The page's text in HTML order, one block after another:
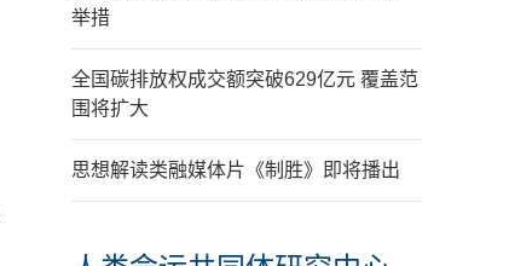
举措
全国碳排放权成交额突破629亿元 覆盖范
围将扩大
思想解读类融媒体片《制胜》即将播出